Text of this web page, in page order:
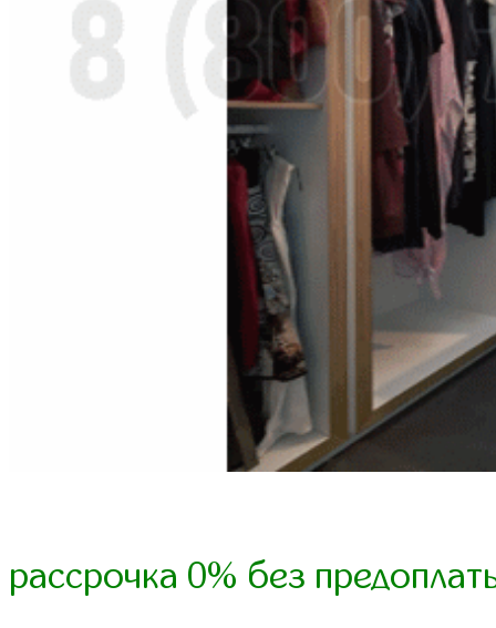
рассрочка 0% без